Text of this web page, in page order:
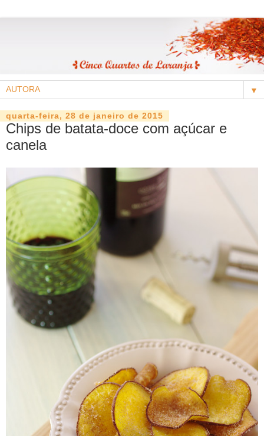
▼
quarta-feira, 28 de janeiro de 2015
Chips de batata-doce com açúcar e
canela